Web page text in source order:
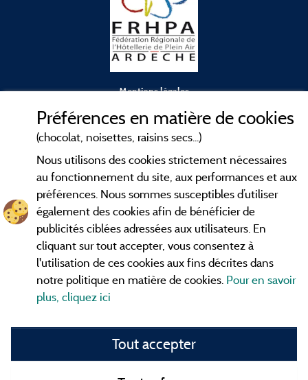
Mentions légales
Contact
CGV
Les meilleurscampings en Ardèche . Consultez les fiches de
nos adhérents et découvrez nos meilleures offres dans les
Gorges de l'Ardèche, le célèbrePont d'Arc, la grotte de l'Aven
d'Orgnac, Le mont Gerbier de Jonc ou le mont Mézenc...
informez vous directement ici en ligne avant de contacter le
Faites vous votre propre idée du camping, au pied d'un lac,
avec clubenfants, avec vos animaux de compagnie, sous la
Préférences en matière de cookies
(chocolat, noisettes, raisins secs...)
Nous utilisons des cookies strictement nécessaires
au fonctionnement du site, aux performances et aux
préférences. Nous sommes susceptibles d’utiliser
également des cookies afin de bénéficier de
publicités ciblées adressées aux utilisateurs. En
cliquant sur tout accepter, vous consentez à
l'utilisation de ces cookies aux fins décrites dans
notre politique en matière de cookies. Pour en savoir
plus, cliquez ici
Tout accepter